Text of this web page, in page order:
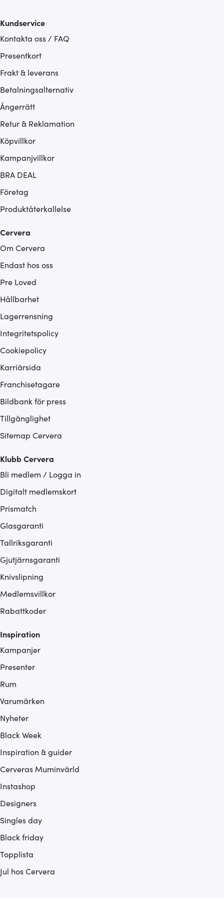
Kundservice
Kontakta oss / FAQ
Presentkort
Frakt & leverans
Betalningsalternativ
Ångerrätt
Retur & Reklamation
Köpvillkor
Kampanjvillkor
BRA DEAL
Företag
Produktåterkallelse
Cervera
Om Cervera
Endast hos oss
Pre Loved
Hållbarhet
Lagerrensning
Integritetspolicy
Cookiepolicy
Karriärsida
Franchisetagare
Bildbank för press
Tillgänglighet
Sitemap Cervera
Klubb Cervera
Bli medlem / Logga in
Digitalt medlemskort
Prismatch
Glasgaranti
Tallriksgaranti
Gjutjärnsgaranti
Knivslipning
Medlemsvillkor
Rabattkoder
Inspiration
Kampanjer
Presenter
Rum
Varumärken
Nyheter
Black Week
Inspiration & guider
Cerveras Muminvärld
Instashop
Designers
Singles day
Black friday
Topplista
Jul hos Cervera